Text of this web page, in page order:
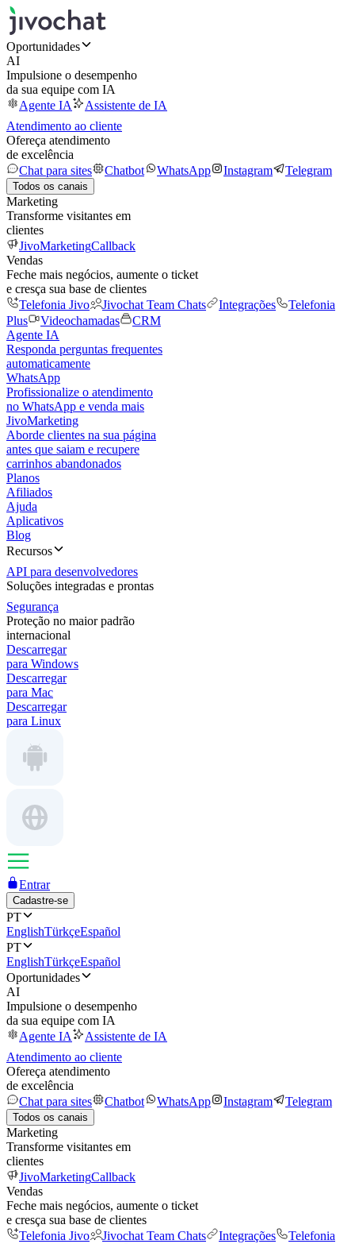
Oportunidades
AI
Impulsione o desempenho
da sua equipe com IA
Agente IA
Assistente de IA
Atendimento ao cliente
Ofereça atendimento
de excelência
Chat para sites
Chatbot WhatsApp Instagram Telegram
Todos os canais
Marketing
Transforme visitantes em
clientes
JivoMarketingCallback
Vendas
Feche mais negócios, aumente o ticket
e cresça sua base de clientes
Telefonia Jivo
Jivochat Team Chats Integrações
Telefonia
Plus
Videochamadas
CRM
Agente IA
Responda perguntas frequentes
automaticamente
WhatsApp
Profissionalize o atendimento
no WhatsApp e venda mais
JivoMarketing
Aborde clientes na sua página
antes que saiam e recupere
carrinhos abandonados
Planos
Afiliados
Ajuda
Aplicativos
Blog
Recursos
API para desenvolvedores
Soluções integradas e prontas
Segurança
Proteção no maior padrão
internacional
Descarregar
para Windows
Descarregar
para Mac
Descarregar
para Linux
Entrar
Cadastre-se
PT
EnglishTürkçeEspañol
PT
EnglishTürkçeEspañol
Oportunidades
AI
Impulsione o desempenho
da sua equipe com IA
Agente IA
Assistente de IA
Atendimento ao cliente
Ofereça atendimento
de excelência
Chat para sites
Chatbot WhatsApp Instagram Telegram
Todos os canais
Marketing
Transforme visitantes em
clientes
JivoMarketingCallback
Vendas
Feche mais negócios, aumente o ticket
e cresça sua base de clientes
Telefonia Jivo
Jivochat Team Chats Integrações
Telefonia